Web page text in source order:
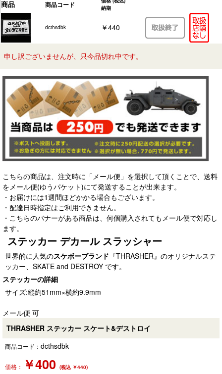
商品
商品コード
納期
dcthsdbk ￥440
申し訳ございませんが、只今品切れ中です。
こちらの商品は、注文時に「メール便」を選択して頂くことで、送料
をメール便(ゆうパケット)にて発送することが出来ます。
・お届けには1週間ほどかかる場合もございます。
・配達日時指定はご利用できません。
・こちらのバナーがある商品は、何個購入されてもメール便で対応し
ます。
ステッカー デカール スラッシャー
世界的に人気のスケボーブランド 『THRASHER』のオリジナルステ
ッカー、SKATE and DESTROY です。
ステッカーの詳細
サイズ:縦約51mm×横約9.9mm
メール便 可
THRASHER ステッカー スケート&デストロイ
商品コード： dcthsdbk
価格： ￥400 (税込 ￥440)